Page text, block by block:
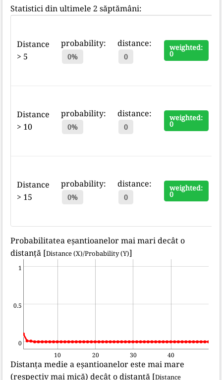
Statistici din ultimele 2 săptămâni:
Distance
> 5
probability:
0%
distance:
0
weighted:
0
Distance
> 10
probability:
0%
distance:
0
weighted:
0
Distance
> 15
probability:
0%
distance:
0
weighted:
0
Probabilitatea eșantioanelor mai mari decât o
distanță [Distance (X)/Probability (Y)]
0
0.5
1
10 20 30 40
Distanța medie a eșantioanelor este mai mare
(respectiv mai mică) decât o distanță [Distance